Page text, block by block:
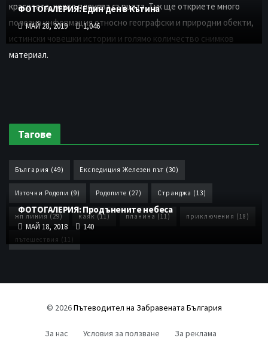
ФОТОГАЛЕРИЯ: Един ден в Кътина
МАЙ 28, 2019 1,046
ФОТОГАЛЕРИЯ: Продънените небеса
МАЙ 18, 2018 140
красотата, която пленява сърцата. Тук ще откриете много
полезна информация относно географски и природни обекти,
истински човешки истории и голямо количество снимков
материал.
Тагове
България (49) Експедиция Железен път (30)
Източни Родопи (9) Родопите (27) Странджа (13)
жп линия (29) каяк (11) планина (11) приключения (18)
пътешествия (11)
© 2026Пътеводител на Забравената България
За нас Условия за ползване За реклама